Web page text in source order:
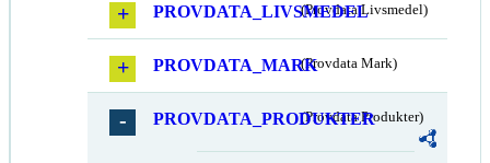
PROVDATA_LIVSMEDEL
(Provdata Livsmedel)
PROVDATA_MARK(Provdata Mark)
PROVDATA_PRODUKTER
(Provdata Produkter)